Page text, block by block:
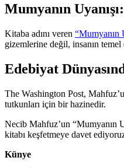
Mumyanın
Kitaba adını veren “Mumyanın
gizemlerine değil, insanın
Edebiyat
The Washington Post,
tutkunları için bir hazinedir.
Necib Mahfuz’un “Mumyanın
kitabı keşfetmeye davet
Künye